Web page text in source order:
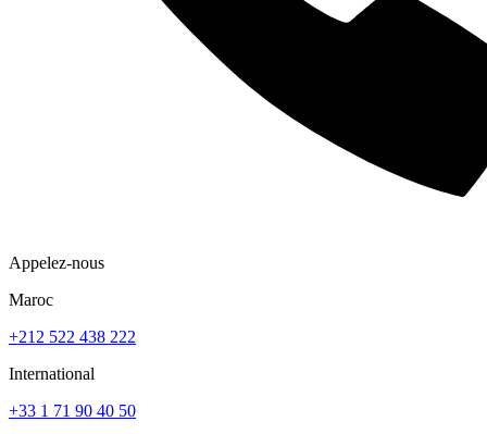
Appelez-nous
Maroc
+212 522 438 222
International
+33 1 71 90 40 50